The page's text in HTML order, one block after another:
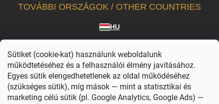
Sütiket (cookie-kat) használunk weboldalunk
működtetéséhez és a felhasználói élmény javításához.
Egyes sütik elengedhetetlenek az oldal működéséhez
(szükséges sütik), míg mások — mint a statisztikai és
marketing célú sütik (pl. Google Analytics, Google Ads) —
TOVÁBBI ORSZÁGOK / OTHER COUNTRIES
HU
A WIZARDING WORLD karakterei, nevei és kapcsolódó megjelölései © & ™ Warner
Bros. Entertainment Inc. WB SHIELD: © & ™ WBEI. Kiadói jogok © JKR. (s26)